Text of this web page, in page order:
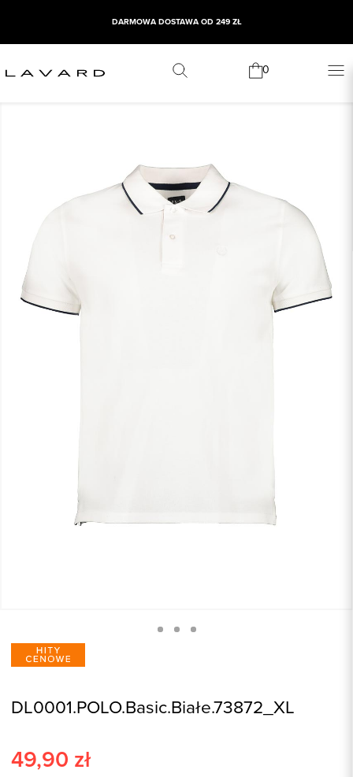
DARMOWA DOSTAWA OD 249 ZŁ
0
DL0001.POLO.Basic.Białe.73872_XL
49,90 zł